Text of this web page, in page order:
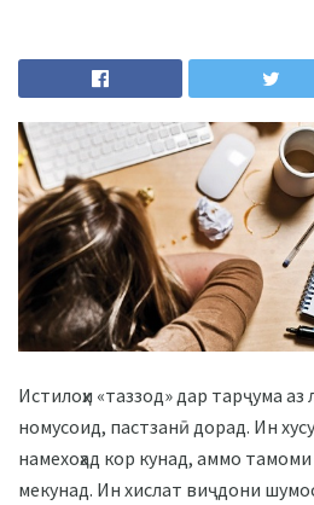
Истилоҳи «таззод» дар тарҷума
номусоид, пастзанӣ дорад. Ин
намехоҳад кор кунад, аммо
мекунад. Ин хислат виҷдони